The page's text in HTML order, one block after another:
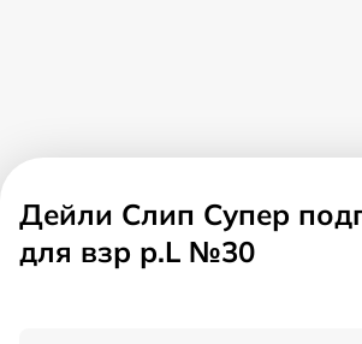
Дейли Слип Супер
для взр р.L №30